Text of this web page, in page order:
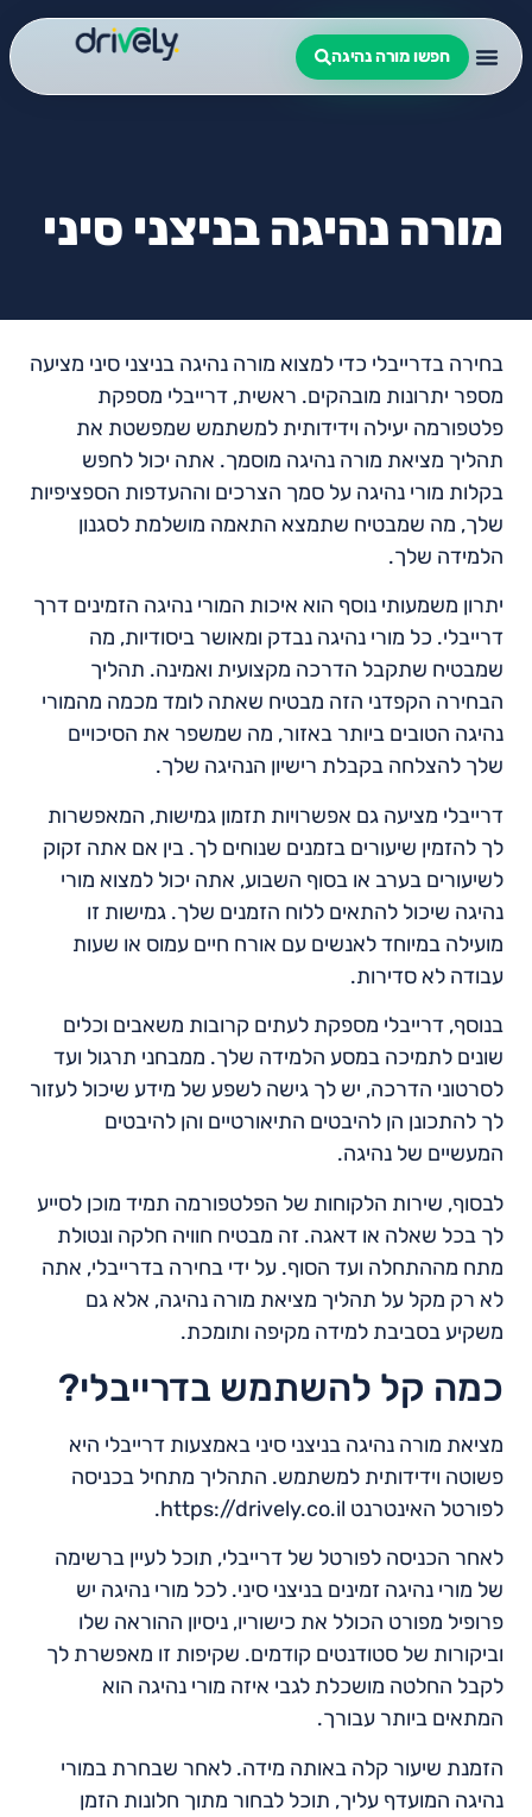
חפשו מורה נהיגה
מורה נהיגה בניצני סיני
בחירה בדרייבלי כדי למצוא מורה נהיגה בניצני סיני מציעה
מספר יתרונות מובהקים. ראשית, דרייבלי מספקת
פלטפורמה יעילה וידידותית למשתמש שמפשטת את
תהליך מציאת מורה נהיגה מוסמך. אתה יכול לחפש
בקלות מורי נהיגה על סמך הצרכים וההעדפות הספציפיות
שלך, מה שמבטיח שתמצא התאמה מושלמת לסגנון
הלמידה שלך.
יתרון משמעותי נוסף הוא איכות המורי נהיגה הזמינים דרך
דרייבלי. כל מורי נהיגה נבדק ומאושר ביסודיות, מה
שמבטיח שתקבל הדרכה מקצועית ואמינה. תהליך
הבחירה הקפדני הזה מבטיח שאתה לומד מכמה מהמורי
נהיגה הטובים ביותר באזור, מה שמשפר את הסיכויים
שלך להצלחה בקבלת רישיון הנהיגה שלך.
דרייבלי מציעה גם אפשרויות תזמון גמישות, המאפשרות
לך להזמין שיעורים בזמנים שנוחים לך. בין אם אתה זקוק
לשיעורים בערב או בסוף השבוע, אתה יכול למצוא מורי
נהיגה שיכול להתאים ללוח הזמנים שלך. גמישות זו
מועילה במיוחד לאנשים עם אורח חיים עמוס או שעות
עבודה לא סדירות.
בנוסף, דרייבלי מספקת לעתים קרובות משאבים וכלים
שונים לתמיכה במסע הלמידה שלך. ממבחני תרגול ועד
לסרטוני הדרכה, יש לך גישה לשפע של מידע שיכול לעזור
לך להתכונן הן להיבטים התיאורטיים והן להיבטים
המעשיים של נהיגה.
לבסוף, שירות הלקוחות של הפלטפורמה תמיד מוכן לסייע
לך בכל שאלה או דאגה. זה מבטיח חוויה חלקה ונטולת
מתח מההתחלה ועד הסוף. על ידי בחירה בדרייבלי, אתה
לא רק מקל על תהליך מציאת מורה נהיגה, אלא גם
משקיע בסביבת למידה מקיפה ותומכת.
כמה קל להשתמש בדרייבלי?
מציאת מורה נהיגה בניצני סיני באמצעות דרייבלי היא
פשוטה וידידותית למשתמש. התהליך מתחיל בכניסה
לפורטל האינטרנט https://drively.co.il.
לאחר הכניסה לפורטל של דרייבלי, תוכל לעיין ברשימה
של מורי נהיגה זמינים בניצני סיני. לכל מורי נהיגה יש
פרופיל מפורט הכולל את כישוריו, ניסיון ההוראה שלו
וביקורות של סטודנטים קודמים. שקיפות זו מאפשרת לך
לקבל החלטה מושכלת לגבי איזה מורי נהיגה הוא
המתאים ביותר עבורך.
הזמנת שיעור קלה באותה מידה. לאחר שבחרת במורי
נהיגה המועדף עליך, תוכל לבחור מתוך חלונות הזמן